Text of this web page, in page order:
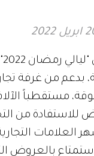
2022
بدعم من غرفة
مستقطباً
للاستفادة من
العلامات
بالعروض